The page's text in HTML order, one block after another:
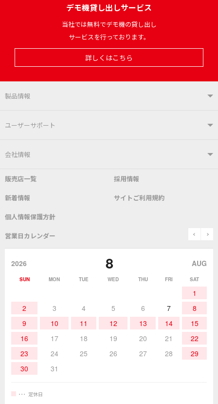
デモ機貸し出しサービス
当社では無料でデモ機の貸し出し
サービスを行っております。
詳しくはこちら
製品情報
製品情報TOP
はんだ付けシステム
こて先 自動はんだ送り装置
表面実装/SMT関連
作業環境／材料
ユーザーサポート
ユーザーサポートTOP
よくあるご質問 デモ機貸し出しサービス
SDS(MSDS)製品
取扱説明書
該非説明発行の申込み
会社情報
会社概要 社長あいさつ
グットのあゆみ
販売店一覧 採用情報
新着情報 サイトご利用規約
個人情報保護方針
営業日カレンダー prev
2026 8 AUG
SUN MON TUE WED THU FRI SAT
1
2
3 4 5 6 7
8
9
10 11 12 13 14
15
16
17 18 19 20 21
22
23
24 25 26 27 28
29
30
31
定休日